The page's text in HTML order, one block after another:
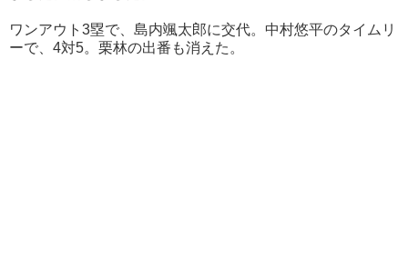
ワンアウト3塁で、島内颯太郎に交代。中村悠平のタイムリ
ーで、4対5。栗林の出番も消えた。